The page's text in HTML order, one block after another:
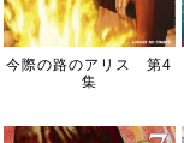
今際の路のアリス 第4
集